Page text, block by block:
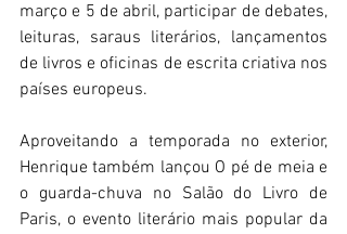
março e 5 de abril, participar de debates,
leituras, saraus literários, lançamentos
de livros e oficinas de escrita criativa nos
países europeus.
Aproveitando a temporada no exterior,
Henrique também lançou O pé de meia e
o guarda-chuva no Salão do Livro de
Paris, o evento literário mais popular da